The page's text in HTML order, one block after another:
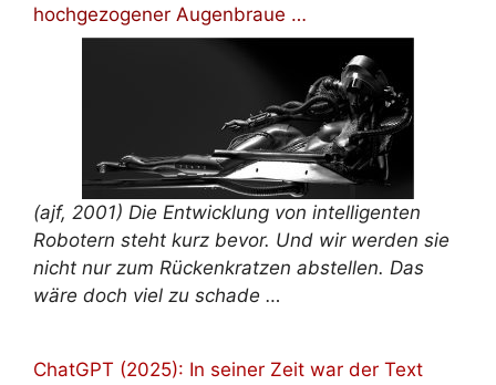
hochgezogener Augenbraue …
(ajf, 2001) Die Entwicklung von intelligenten
Robotern steht kurz bevor. Und wir werden sie
nicht nur zum Rückenkratzen abstellen. Das
wäre doch viel zu schade …
ChatGPT (2025): In seiner Zeit war der Text